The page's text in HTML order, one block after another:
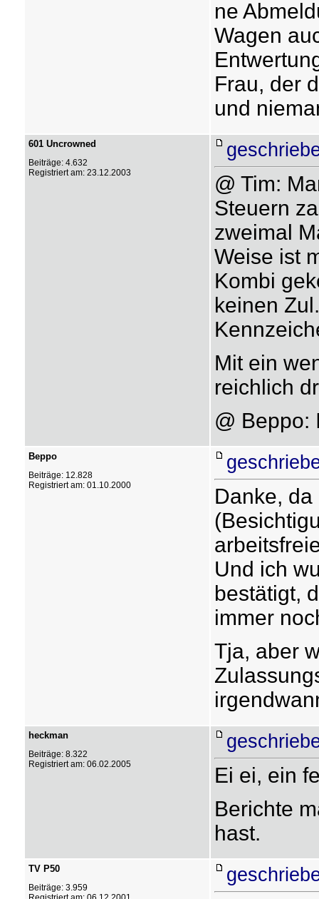
ne
Wagen
Frau, der
und
601 Uncrowned
Beiträge: 4.632
Registriert am: 23.12.2003
@ Tim:
Steuern
zweimal
Weise ist
Kombi
keinen
Mit ein
reichlich
@
Beppo
Beiträge: 12.828
Registriert am: 01.10.2000
Danke,
Und ich
bestätigt,
immer
Tja, aber
heckman
Beiträge: 8.322
Registriert am: 06.02.2005
Ei ei, ein
Berichte
hast.
TV P50
Beiträge: 3.959